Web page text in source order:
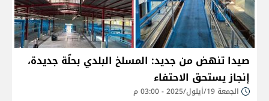
صيدا تنهض من جديد: المسلخ البلدي بحلّة جديدة،
إنجاز يستحق الاحتفاء
الجمعة 19/أيلول/2025 - 03:00 م